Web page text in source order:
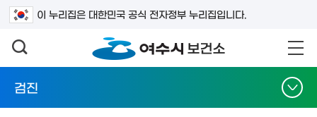
이 누리집은 대한민국 공식 전자정부 누리집입니다.
검색어를 입력하세요
검진